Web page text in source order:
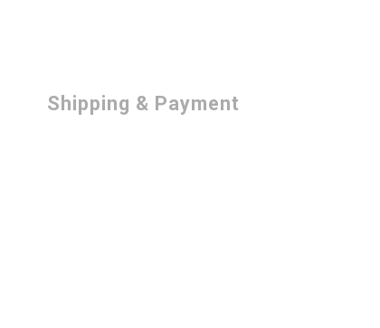
Shipping & Payment